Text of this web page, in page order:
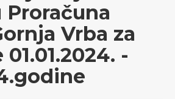
Vrba za
-